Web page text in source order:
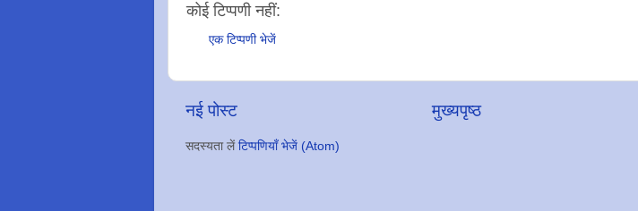
कोई टिप्पणी नहीं:
एक टिप्पणी भेजें
नई पोस्ट मुख्यपृष्ठ
सदस्यता लें टिप्पणियाँ भेजें (Atom)